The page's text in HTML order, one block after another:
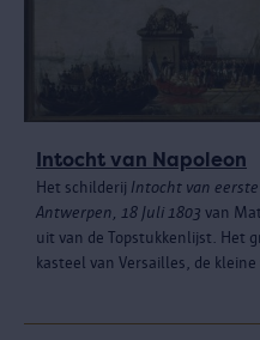
Intocht van Napoleon
Het schilderij Intocht van
Antwerpen, 18 Juli 1803 van
uit van de Topstukkenlijst. Het
kasteel van Versailles, de